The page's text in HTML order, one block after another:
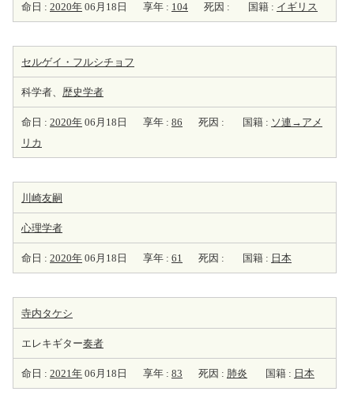
命日 : 2020年 06月18日 享年 : 104 死因 : 国籍 : イギリス
セルゲイ・フルシチョフ
科学者、 歴史学者
命日 : 2020年 06月18日 享年 : 86 死因 : 国籍 : ソ連→アメ
リカ
川崎友嗣
心理学者
命日 : 2020年 06月18日 享年 : 61 死因 : 国籍 : 日本
寺内タケシ
エレキギター奏者
命日 : 2021年 06月18日 享年 : 83 死因 : 肺炎 国籍 : 日本